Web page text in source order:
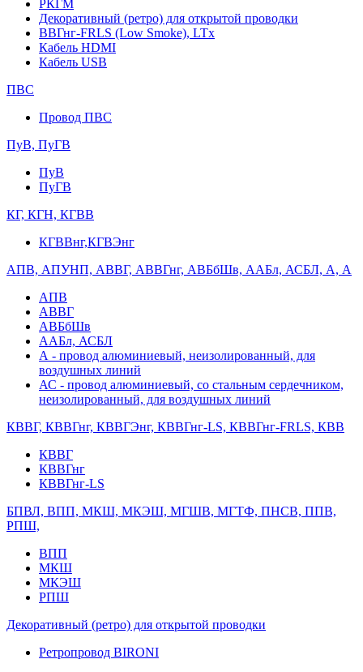
РКГМ
Декоративный (ретро) для открытой проводки
ВВГнг-FRLS (Low Smoke), LTx
Кабель HDMI
Кабель USB
ПВС
Провод ПВС
ПуВ, ПуГВ
ПуВ
ПуГВ
КГ, КГН, КГВВ
КГВВнг,КГВЭнг
АПВ, АПУНП, АВВГ, АВВГнг, АВБбШв, ААБл, АСБЛ, А, А
АПВ
АВВГ
АВБбШв
ААБл, АСБЛ
А - провод алюминиевый, неизолированный, для
воздушных линий
АС - провод алюминиевый, со стальным сердечником,
неизолированный, для воздушных линий
КВВГ, КВВГнг, КВВГЭнг, КВВГнг-LS, КВВГнг-FRLS, КВВ
КВВГ
КВВГнг
КВВГнг-LS
БПВЛ, ВПП, МКШ, МКЭШ, МГШВ, МГТФ, ПНСВ, ППВ,
РПШ,
ВПП
МКШ
МКЭШ
РПШ
Декоративный (ретро) для открытой проводки
Ретропровод BIRONI